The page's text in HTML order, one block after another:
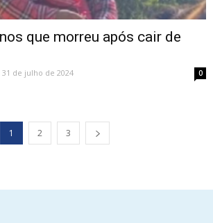
que morreu após cair de
31 de julho de 2024 0
1 2 3